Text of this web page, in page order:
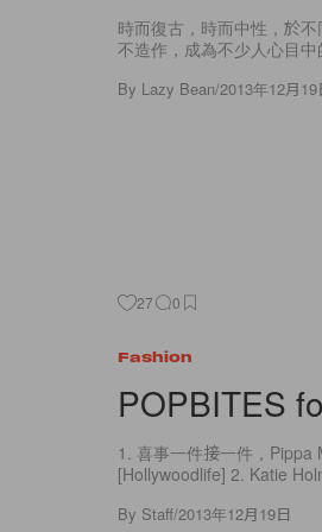
時而復古，時而中性，於
不造作，成為不少人心目中
By Lazy Bean/2013年12月19
27 0
Fashion
POPBITES
1. 喜事一件接一件，Pippa
[Hollywoodlife] 2. Katie
By Staff/2013年12月19日